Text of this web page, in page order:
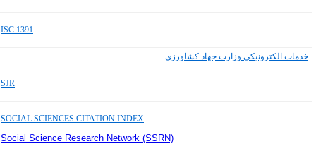
ISC 1391
خدمات الکترونیکی وزارت جهاد کشاورزی
SJR
SOCIAL SCIENCES CITATION INDEX
Social Science Research Network (SSRN)